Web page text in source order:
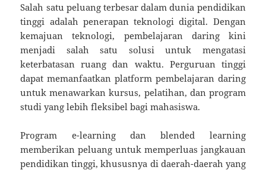
Salah satu peluang terbesar dalam dunia pendidikan
tinggi adalah penerapan teknologi digital. Dengan
kemajuan teknologi, pembelajaran daring kini
menjadi salah satu solusi untuk mengatasi
keterbatasan ruang dan waktu. Perguruan tinggi
dapat memanfaatkan platform pembelajaran daring
untuk menawarkan kursus, pelatihan, dan program
studi yang lebih fleksibel bagi mahasiswa.
Program e-learning dan blended learning
memberikan peluang untuk memperluas jangkauan
pendidikan tinggi, khususnya di daerah-daerah yang